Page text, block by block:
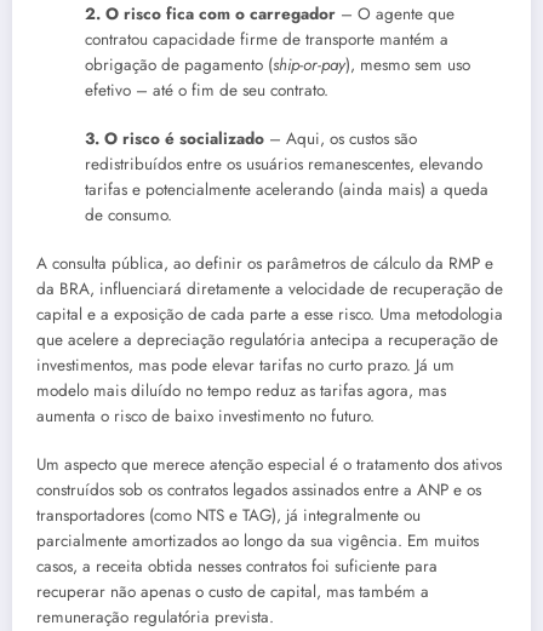
2. O risco fica com o carregador – O agente que
contratou capacidade firme de transporte mantém a
obrigação de pagamento (ship-or-pay), mesmo sem uso
efetivo – até o fim de seu contrato.
3. O risco é socializado – Aqui, os custos são
redistribuídos entre os usuários remanescentes, elevando
tarifas e potencialmente acelerando (ainda mais) a queda
de consumo.
A consulta pública, ao definir os parâmetros de cálculo da RMP e
da BRA, influenciará diretamente a velocidade de recuperação de
capital e a exposição de cada parte a esse risco. Uma metodologia
que acelere a depreciação regulatória antecipa a recuperação de
investimentos, mas pode elevar tarifas no curto prazo. Já um
modelo mais diluído no tempo reduz as tarifas agora, mas
aumenta o risco de baixo investimento no futuro.
Um aspecto que merece atenção especial é o tratamento dos ativos
construídos sob os contratos legados assinados entre a ANP e os
transportadores (como NTS e TAG), já integralmente ou
parcialmente amortizados ao longo da sua vigência. Em muitos
casos, a receita obtida nesses contratos foi suficiente para
recuperar não apenas o custo de capital, mas também a
remuneração regulatória prevista.